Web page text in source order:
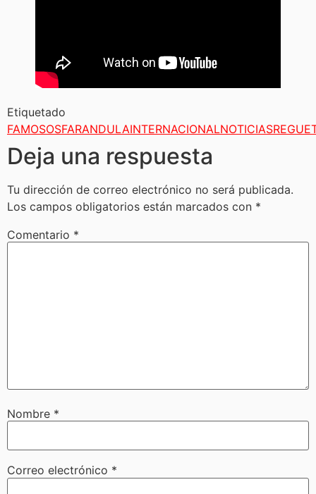
Etiquetado
FAMOSOSFARANDULAINTERNACIONALNOTICIAS
Deja una respuesta
Tu dirección de correo electrónico no será publicada.
Los campos obligatorios están marcados con *
Comentario *
Nombre *
Correo electrónico *